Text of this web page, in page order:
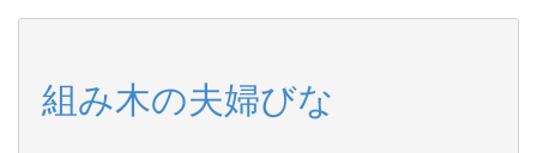
組み木の夫婦びな